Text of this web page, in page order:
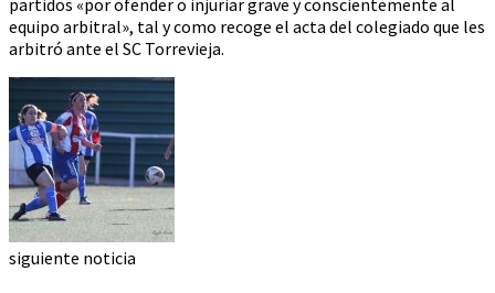
equipo arbitral», tal y como recoge el acta del colegiado que les
arbitró ante el SC Torrevieja.
siguiente noticia